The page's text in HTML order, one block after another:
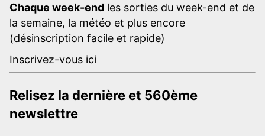
Chaque week-end les sorties du week-end et de
la semaine, la météo et plus encore
(désinscription facile et rapide)
Inscrivez-vous ici
Relisez la dernière et 560ème
newslettre